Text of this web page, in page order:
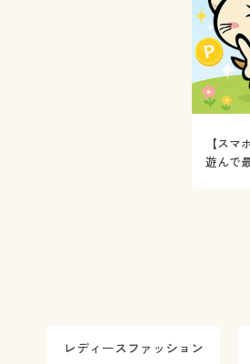
【ス
遊んで
レディースファッション